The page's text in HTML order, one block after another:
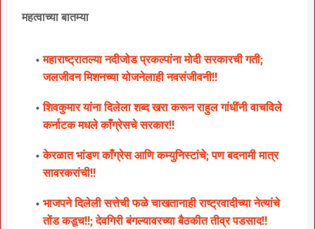
महत्वाच्या बातम्या
महाराष्ट्रातल्या नदीजोड प्रकल्पांना मोदी सरकारची गती;
जलजीवन मिशनच्या योजनेलाही नवसंजीवनी!!
शिवकुमार यांना दिलेला शब्द खरा करून राहुल गांधींनी वाचविले
कर्नाटक मधले काँग्रेसचे सरकार!!
केरळात भांडण काँग्रेस आणि कम्युनिस्टांचे; पण बदनामी मात्र
सावरकरांची!!
भाजपने दिलेली सत्तेची फळे चाखतानाही राष्ट्रवादीच्या नेत्यांचे
तोंड कडूच!!; देवगिरी बंगल्यावरच्या बैठकीत तीव्र पडसाद!!